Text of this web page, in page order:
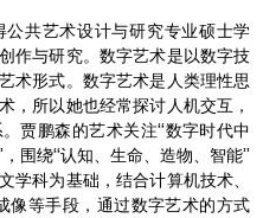
共艺术设计与研究专业硕士学
作与研究。数字艺术是以数字技
术形式。数字艺术是人类理性思
，所以她也经常探讨人机交互，
贾鹏森的艺术关注“数字时代中
围绕“认知、生命、造物、智能”
学科为基础，结合计算机技术、
像等手段，通过数字艺术的方式